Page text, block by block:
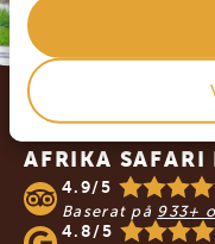
Footer
VÅRA KUNDER
AFRIKA SAFARI
4.9/5
Baserat på 933+
4.8/5